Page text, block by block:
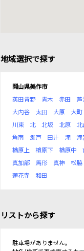
地域選択で探す
岡山県美作市
英田青野
青木 赤田 芦
大内谷
太田 大原 大町
川東
北 北坂 北原 北
角南
瀬戸 田井 滝 滝
楢原上
楢原下 楢原中
真加部
馬形 真神 松脇
蓮花寺
和田
リストから探す
駐車場がありません。